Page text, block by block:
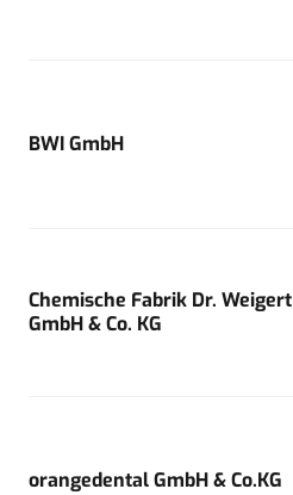
BWI GmbH
Chemische Fabrik Dr. Weigert
GmbH & Co. KG
orangedental GmbH & Co.KG